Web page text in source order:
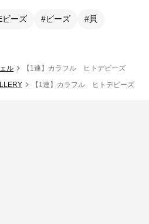
ビーズ #ビーズ #貝
ル
【1連】カラフル ヒトデビーズ
【1連】カラフル ヒトデビーズ